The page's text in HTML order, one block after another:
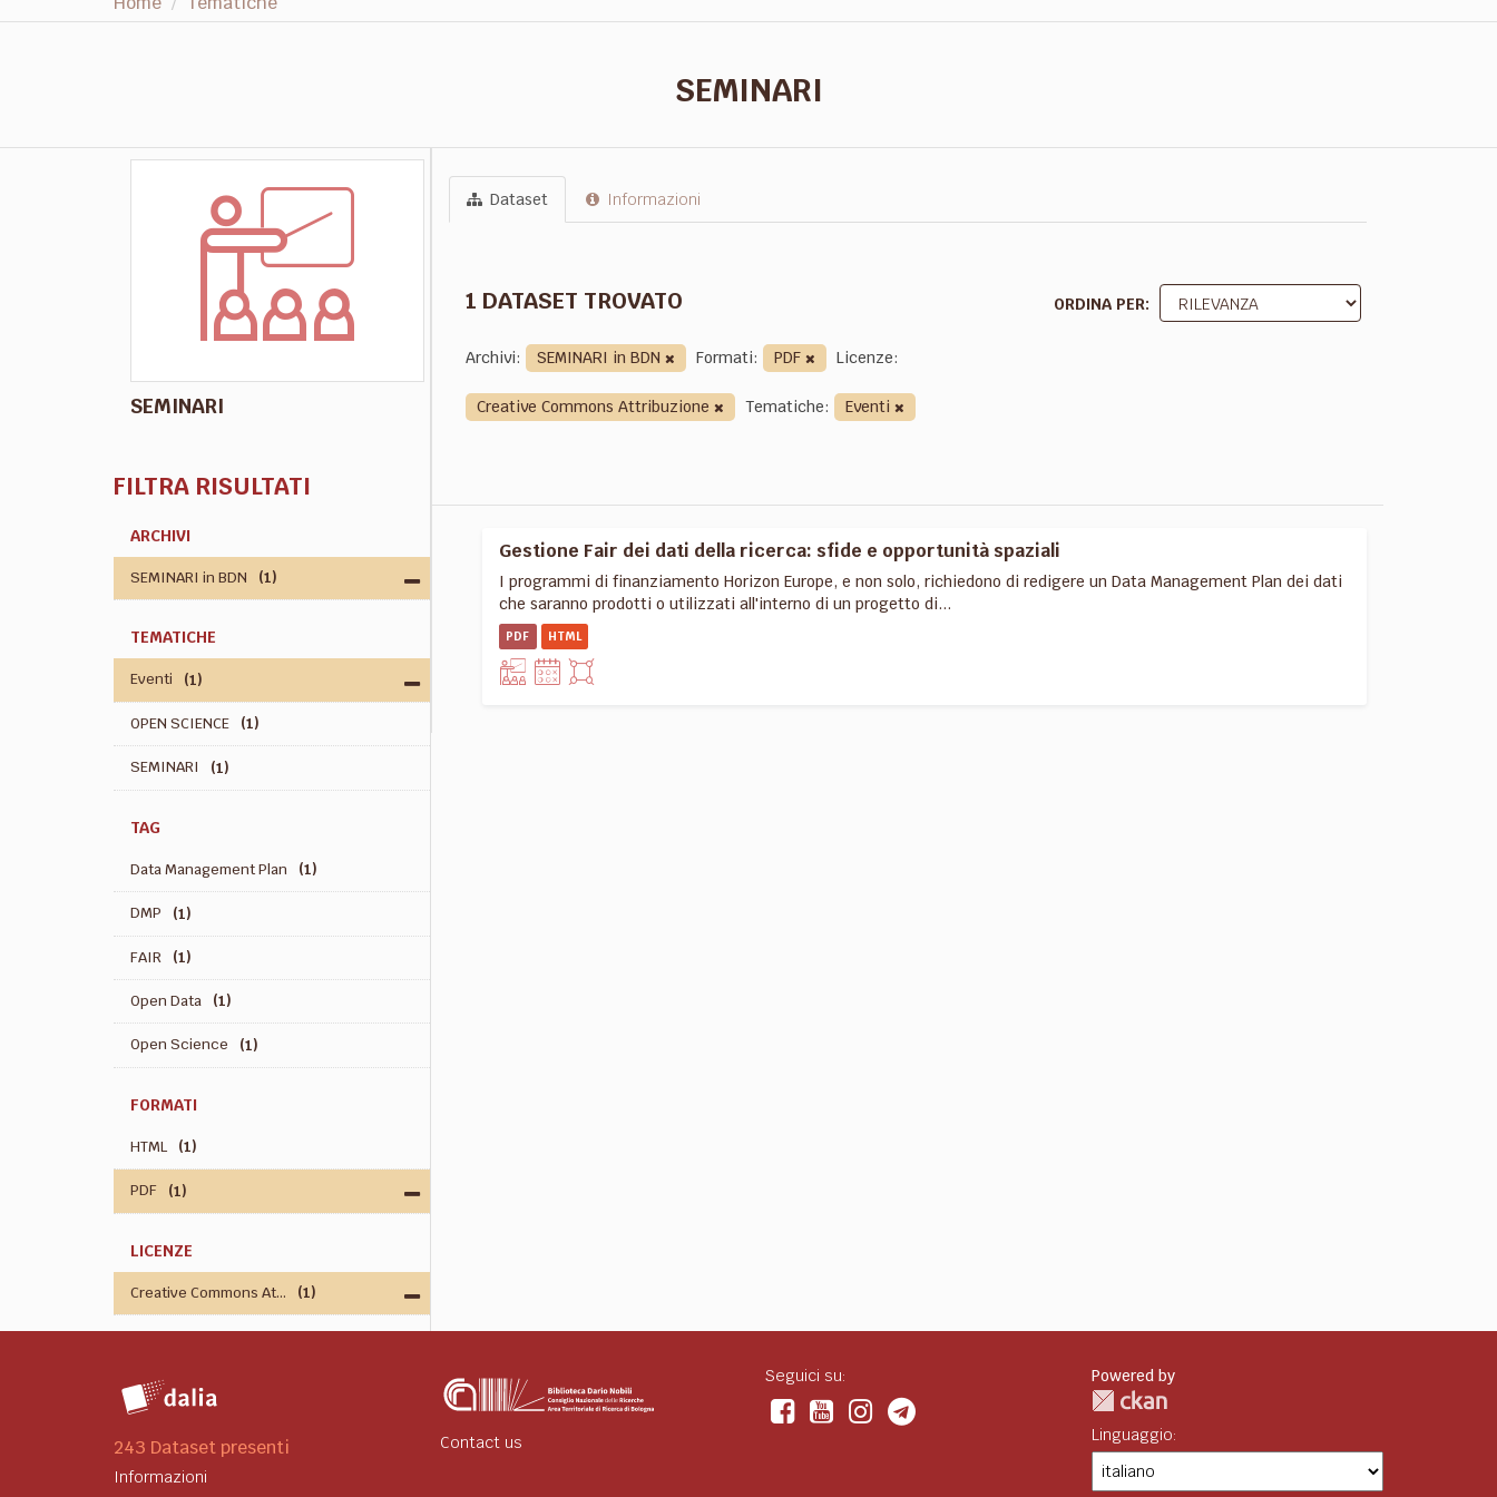
SEMINARI
SEMINARI
FILTRA RISULTATI
ARCHIVI
SEMINARI in BDN (1)
TEMATICHE
Eventi (1)
OPEN SCIENCE (1)
SEMINARI (1)
TAG
Data Management Plan (1)
DMP (1)
FAIR (1)
Open Data (1)
Open Science (1)
FORMATI
HTML (1)
PDF (1)
LICENZE
Creative Commons At... (1)
Dataset Informazioni
ORDINA PER
1 DATASET TROVATO
Archivi: SEMINARI in BDN Formati: PDF
Licenze:
Creative Commons Attribuzione
Tematiche: Eventi
Gestione Fair dei dati della ricerca: sfide e opportunità spaziali
I programmi di finanziamento Horizon Europe, e non solo, richiedono di redigere un Data Management Plan dei dati
che saranno prodotti o utilizzati all'interno di un progetto di...
PDF HTML
243 Dataset presenti
Informazioni
Contact us
Seguici su: Powered by
Linguaggio